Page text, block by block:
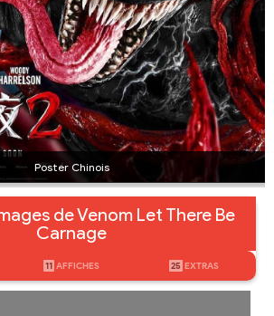
Poster Chinois
de Venom Let There Be
Carnage
11 AFFICHES 25 EXTRAS